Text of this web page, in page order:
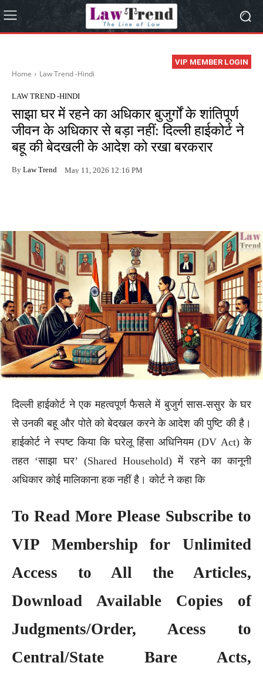
VIP MEMBER LOGIN
Home Law Trend -Hindi
LAW TREND -HINDI
साझा घर में रहने का अधिकार बुजुर्गों के शांतिपूर्ण
जीवन के अधिकार से बड़ा नहीं: दिल्ली हाईकोर्ट ने
बहू की बेदखली के आदेश को रखा बरकरार
By Law Trend May 11, 2026 12:16 PM
दिल्ली हाईकोर्ट ने एक महत्वपूर्ण फैसले में बुजुर्ग सास-ससुर के घर
से उनकी बहू और पोते को बेदखल करने के आदेश की पुष्टि की है।
हाईकोर्ट ने स्पष्ट किया कि घरेलू हिंसा अधिनियम (DV Act) के
तहत ‘साझा घर’ (Shared Household) में रहने का कानूनी
अधिकार कोई मालिकाना हक नहीं है। कोर्ट ने कहा कि
To Read More Please Subscribe to
VIP Membershipfor Unlimited
Access to All the Articles,
Download Available Copies of
Judgments/Order, Acess to
Central/State Bare Acts,